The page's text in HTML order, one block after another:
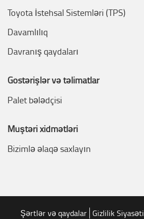
Toyota İstehsal Sistemləri (TPS)
Davamlılıq
Davranış qaydaları
Göstərişlər və təlimatlar
Palet bələdçisi
Müştəri xidmətləri
Bizimlə əlaqə saxlayın
Şərtlər və qaydalar Gizlilik Siyasəti